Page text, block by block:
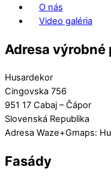
O nás
Video galéria
Adresa
Husardekor
Cingovska 756
951 17 Cabaj – Čápor
Slovenská Republika
Adresa Waze+Gmaps:
Fasády